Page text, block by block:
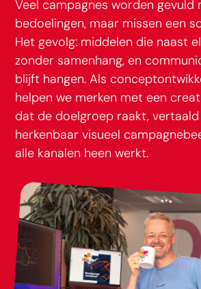
Veel campagnes worden gevuld
bedoelingen, maar missen een
Het gevolg: middelen die naast
zonder samenhang, en
blijft hangen. Als
helpen we merken met een
dat de doelgroep raakt, vertaald
herkenbaar visueel
alle kanalen heen werkt.